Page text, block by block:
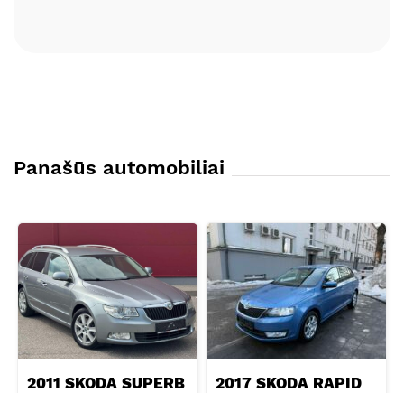
Panašūs automobiliai
2011 SKODA SUPERB 2017 SKODA RAPID